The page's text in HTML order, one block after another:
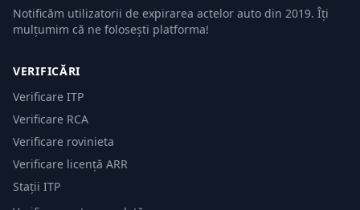
Notificăm utilizatorii de expirarea actelor auto din 2019. Îți
mulțumim că ne folosești platforma!
VERIFICĂRI
Verificare ITP
Verificare RCA
Verificare rovinieta
Verificare licență ARR
Stații ITP